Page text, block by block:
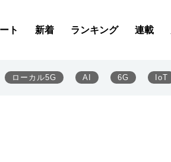
ト 新着 ランキング 連載
ローカル5G AI 6G IoT